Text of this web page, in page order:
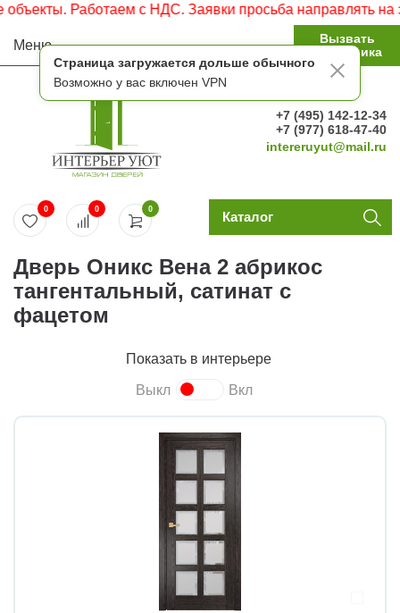
Страница загружается дольше обычного
Возможно у вас включен VPN
Работаем с НДС. Заявки просьба направлять на
Меню
Вызвать
замерщика
+7 (495) 142-12-34
+7 (977) 618-47-40
intereruyut@mail.ru
0
0 0 Каталог
Дверь Оникс Вена 2 абрикос
тангентальный, сатинат с
фацетом
Показать в интерьере
Выкл Вкл